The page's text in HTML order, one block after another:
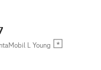
L Young